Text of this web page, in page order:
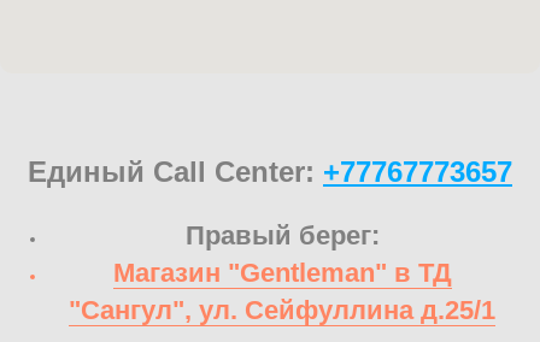
Единый Call Center: +77767773657
Правый берег:
Магазин "Gentleman" в ТД
"Сангул", ул. Сейфуллина д.25/1